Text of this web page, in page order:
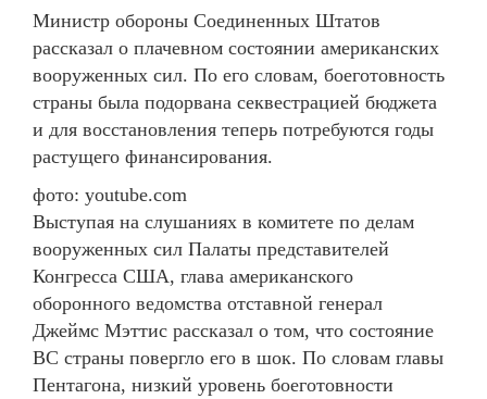
Министр обороны Соединенных Штатов
рассказал о плачевном состоянии американских
вооруженных сил. По его словам, боеготовность
страны была подорвана секвестрацией бюджета
и для восстановления теперь потребуются годы
растущего финансирования.
фото: youtube.com
Выступая на слушаниях в комитете по делам
вооруженных сил Палаты представителей
Конгресса США, глава американского
оборонного ведомства отставной генерал
Джеймс Мэттис рассказал о том, что состояние
ВС страны повергло его в шок. По словам главы
Пентагона, низкий уровень боеготовности